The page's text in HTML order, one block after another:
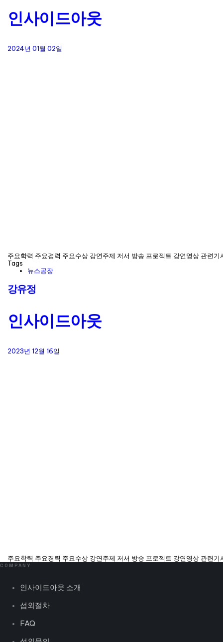
인사이드아웃
2024년 01월 02일
주요학력 주요경력 주요수상 강연주제 저서 방송 프로젝트 강연영상 관련기
Tags
뉴스공장
강유정
인사이드아웃
2023년 12월 16일
주요학력 주요경력 주요수상 강연주제 저서 방송 프로젝트 강연영상 관련
COMPANY
인사이드아웃 소개
섭외절차
FAQ